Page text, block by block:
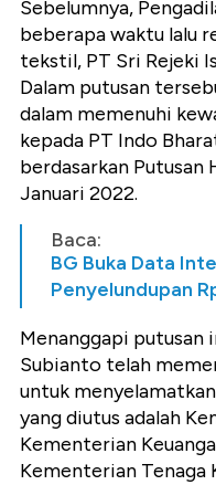
Sebelumnya,
beberapa waktu lalu
tekstil, PT Sri Rejeki
Dalam putusan
dalam memenuhi
kepada PT Indo
berdasarkan Putusan
Januari 2022.
Baca:
BG Buka Data
Penyelundupan
Menanggapi putusan
Subianto telah
untuk
yang diutus adalah
Kementerian
Kementerian Tenaga